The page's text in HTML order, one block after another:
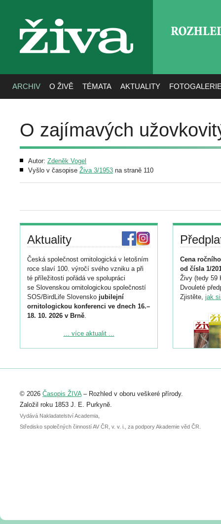
živa
ARCHIV O ŽIVĚ TÉMATA AKTUALITY
O zajímavých
Autor: Zdeněk Vogel
Vyšlo v časopise Živa 3/1953 na straně 110
Aktuality
Česká společnost ornitologická v letošním
roce slaví 100. výročí svého vzniku a při
té příležitosti pořádá ve spolupráci
se Slovenskou ornitologickou společností
SOS/BirdLife Slovensko jubilejní
ornitologickou konferenci ve dnech 16.–
18. 10. 2026 v Brně.
Podrobnější informace ke konferenci
Registrovat se můžete do 6. září.
abstraktu přihlášené přednášky nebo
posteru je už 30. června.
... více aktualit ...
Cena
od čísla 1/
Živy (tedy 59
Dvouleté
Zjistěte, jak
© 2026 Časopis ŽIVA– Rozhled v oboru veškeré přírody.
Založil roku 1853 J. E. Purkyně.
Vydává Nakladatelství Academia,
Středisko společných činností AV ČR, v. v. i., za podpory Akademie věd ČR.